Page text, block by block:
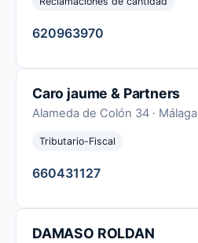
620963970
Caro jaume & Partners
Alameda de Colón 34 · Málaga
Tributario-Fiscal
660431127
DAMASO ROLDAN